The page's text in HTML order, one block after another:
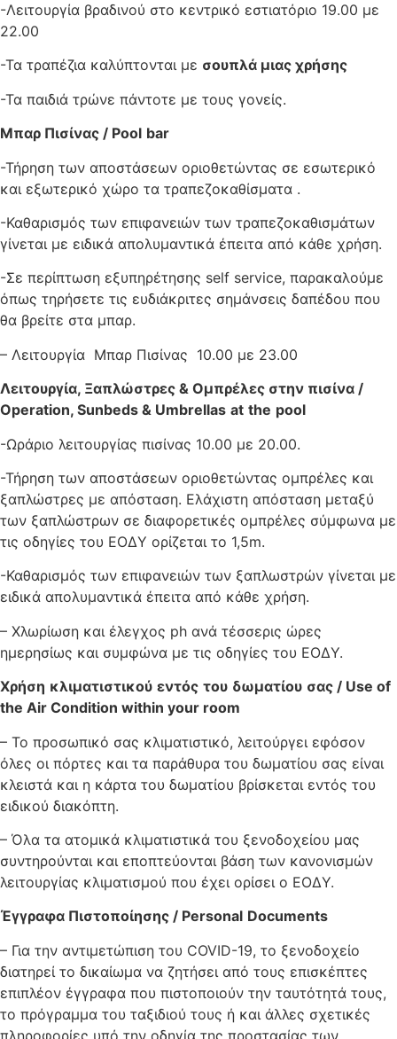
-Λειτουργία βραδινού στο κεντρικό εστιατόριο 19.00 με
22.00
-Τα τραπέζια καλύπτονται με σουπλά μιας χρήσης
-Τα παιδιά τρώνε πάντοτε με τους γονείς.
Μπαρ Πισίνας / Pool bar
-Τήρηση των αποστάσεων οριοθετώντας σε εσωτερικό
και εξωτερικό χώρο τα τραπεζοκαθίσματα .
-Καθαρισμός των επιφανειών των τραπεζοκαθισμάτων
γίνεται με ειδικά απολυμαντικά έπειτα από κάθε χρήση.
-Σε περίπτωση εξυπηρέτησης self service, παρακαλούμε
όπως τηρήσετε τις ευδιάκριτες σημάνσεις δαπέδου που
θα βρείτε στα μπαρ.
– Λειτουργία Μπαρ Πισίνας 10.00 με 23.00
Λειτουργία, Ξαπλώστρες & Ομπρέλες στην πισίνα /
Operation, Sunbeds & Umbrellas at the pool
-Ωράριο λειτουργίας πισίνας 10.00 με 20.00.
-Τήρηση των αποστάσεων οριοθετώντας ομπρέλες και
ξαπλώστρες με απόσταση. Ελάχιστη απόσταση μεταξύ
των ξαπλώστρων σε διαφορετικές ομπρέλες σύμφωνα με
τις οδηγίες του ΕΟΔΥ ορίζεται το 1,5m.
-Καθαρισμός των επιφανειών των ξαπλωστρών γίνεται με
ειδικά απολυμαντικά έπειτα από κάθε χρήση.
– Χλωρίωση και έλεγχος ph ανά τέσσερις ώρες
ημερησίως και συμφώνα με τις οδηγίες του ΕΟΔΥ.
Χρήση κλιματιστικού εντός του δωματίου σας / Use of
the Air Condition within your room
– Το προσωπικό σας κλιματιστικό, λειτούργει εφόσον
όλες οι πόρτες και τα παράθυρα του δωματίου σας είναι
κλειστά και η κάρτα του δωματίου βρίσκεται εντός του
ειδικού διακόπτη.
– Όλα τα ατομικά κλιματιστικά του ξενοδοχείου μας
συντηρούνται και εποπτεύονται βάση των κανονισμών
λειτουργίας κλιματισμού που έχει ορίσει ο ΕΟΔΥ.
Έγγραφα Πιστοποίησης / Personal Documents
– Για την αντιμετώπιση του COVID-19, το ξενοδοχείο
διατηρεί το δικαίωμα να ζητήσει από τους επισκέπτες
επιπλέον έγγραφα που πιστοποιούν την ταυτότητά τους,
το πρόγραμμα του ταξιδιού τους ή και άλλες σχετικές
πληροφορίες υπό την οδηγία της προστασίας των